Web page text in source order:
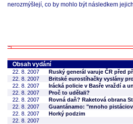
nerozmýšlejí, co by mohlo být následkem
Obsah vydání
22. 8. 2007
Ruský generál varuje ČR před
22. 8. 2007
Britské eurostíhačky vyslány
22. 8. 2007
Irácká policie v Basře vraždí a
22. 8. 2007
Proč to udělali?
22. 8. 2007
Rovná daň? Raketová obrana
22. 8. 2007
Guantánamo: "mnoho
22. 8. 2007
Horký podzim
22. 8. 2007